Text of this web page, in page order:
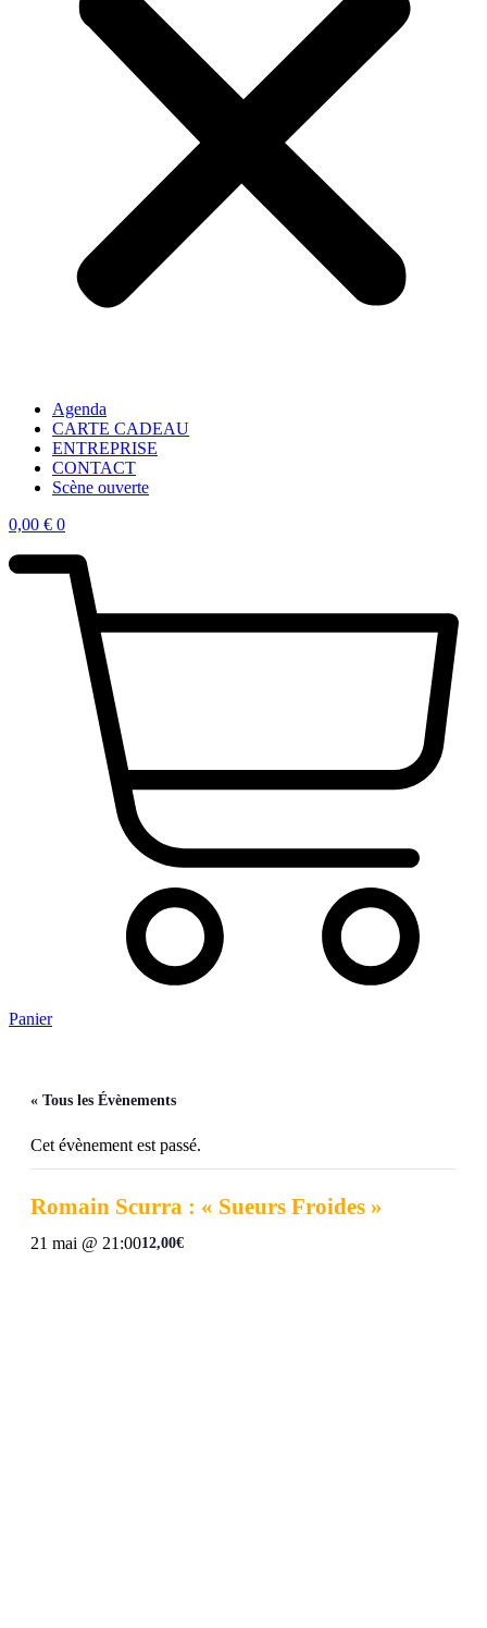
Agenda
CARTE CADEAU
ENTREPRISE
CONTACT
Scène ouverte
0,00 € 0
Panier
« Tous les Évènements
Cet évènement est passé.
Romain Scurra : « Sueurs Froides »
21 mai @ 21:0012,00€